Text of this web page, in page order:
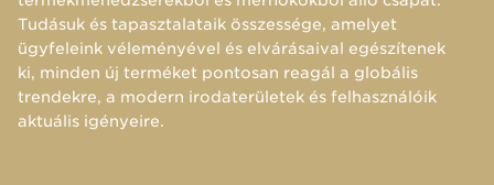
Tudásuk és tapasztalataik összessége, amelyet
ügyfeleink véleményével és elvárásaival egészítenek
ki, minden új terméket pontosan reagál a globális
trendekre, a modern irodaterületek és felhasználóik
aktuális igényeire.​